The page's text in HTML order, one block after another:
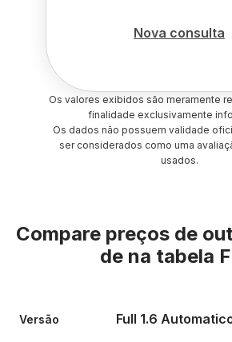
Nova consulta
Os valores exibidos são meramente
finalidade exclusivamente
Os dados não possuem validade
ser considerados como uma
usados.
Compare preços de
de na tabela
Versão Full 1.6